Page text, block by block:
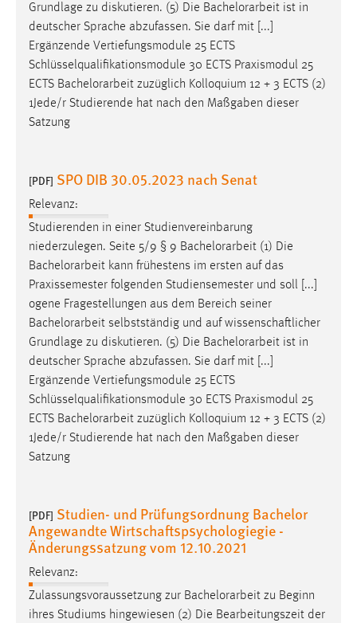
Grundlage zu diskutieren. (5) Die Bachelorarbeit ist in
deutscher Sprache abzufassen. Sie darf mit [...]
Ergänzende Vertiefungsmodule 25 ECTS
Schlüsselqualifikationsmodule 30 ECTS Praxismodul 25
ECTS Bachelorarbeit zuzüglich Kolloquium 12 + 3 ECTS (2)
1Jede/r Studierende hat nach den Maßgaben dieser
Satzung
[PDF] SPO DIB 30.05.2023 nach Senat
Relevanz:
Studierenden in einer Studienvereinbarung
niederzulegen. Seite 5/9 § 9 Bachelorarbeit (1) Die
Bachelorarbeit kann frühestens im ersten auf das
Praxissemester folgenden Studiensemester und soll [...]
ogene Fragestellungen aus dem Bereich seiner
Bachelorarbeit selbstständig und auf wissenschaftlicher
Grundlage zu diskutieren. (5) Die Bachelorarbeit ist in
deutscher Sprache abzufassen. Sie darf mit [...]
Ergänzende Vertiefungsmodule 25 ECTS
Schlüsselqualifikationsmodule 30 ECTS Praxismodul 25
ECTS Bachelorarbeit zuzüglich Kolloquium 12 + 3 ECTS (2)
1Jede/r Studierende hat nach den Maßgaben dieser
Satzung
[PDF] Studien- und Prüfungsordnung Bachelor
Angewandte Wirtschaftspsychologiegie -
Änderungssatzung vom 12.10.2021
Relevanz:
Zulassungsvoraussetzung zur Bachelorarbeit zu Beginn
ihres Studiums hingewiesen (2) Die Bearbeitungszeit der